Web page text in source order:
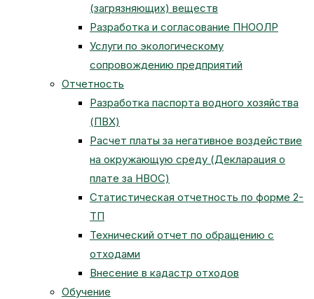
(загрязняющих) веществ
Разработка и согласование ПНООЛР
Услуги по экологическому
сопровождению предприятий
Отчетность
Разработка паспорта водного хозяйства
(ПВХ)
Расчет платы за негативное воздействие
на окружающую среду (Декларация о
плате за НВОС)
Статистическая отчетность по форме 2-
ТП
Технический отчет по обращению с
отходами
Внесение в кадастр отходов
Обучение